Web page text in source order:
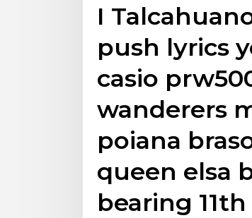
I
push lyrics
casio
wanderers
poiana
queen elsa
bearing